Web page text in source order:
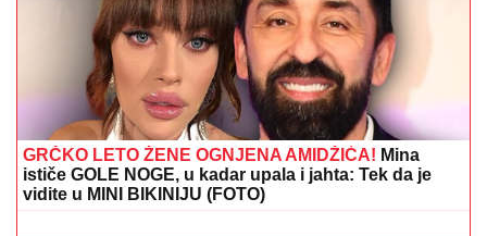
GRČKO LETO ŽENE OGNJENA AMIDŽIĆA! Mina
ističe GOLE NOGE, u kadar upala i jahta: Tek da je
vidite u MINI BIKINIJU (FOTO)